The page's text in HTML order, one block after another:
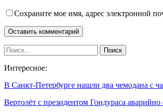
Сохраните мое имя, адрес электронной
Интересное:
В Санкт-Петербурге нашли два чемодана с
Вертолёт с президентом Гондураса